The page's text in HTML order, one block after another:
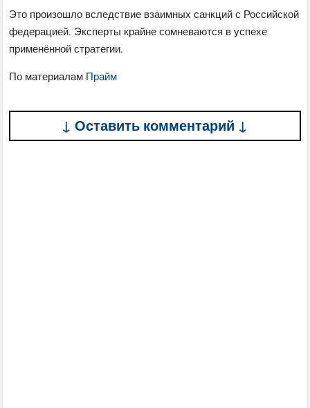
Это произошло вследствие взаимных санкций с Российской
федерацией. Эксперты крайне сомневаются в успехе
применённой стратегии.
По материалам Прайм
↓ Оставить комментарий ↓